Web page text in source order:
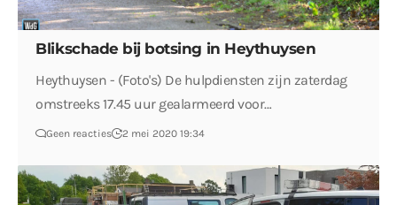
Blikschade bij botsing in Heythuysen
Heythuysen - (Foto's) De hulpdiensten zijn zaterdag
omstreeks 17.45 uur gealarmeerd voor…
Geen reacties 2 mei 2020 19:34